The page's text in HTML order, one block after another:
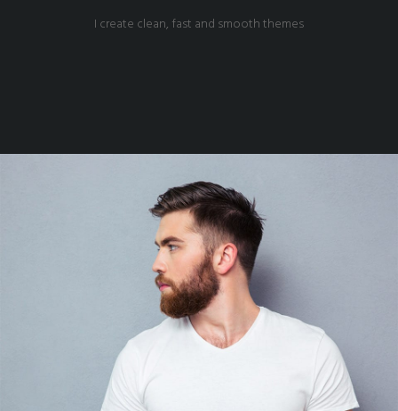
I create clean, fast and smooth themes